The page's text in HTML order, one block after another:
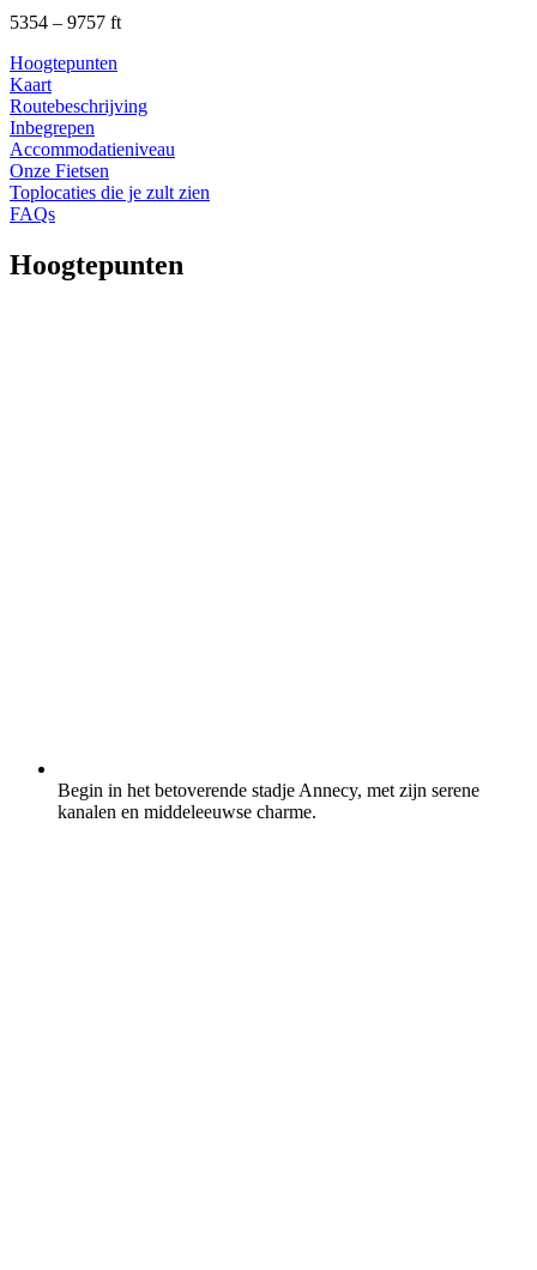
5354 – 9757 ft
Hoogtepunten
Kaart
Routebeschrijving
Inbegrepen
Accommodatieniveau
Onze Fietsen
Toplocaties die je zult zien
FAQs
Hoogtepunten
Begin in het betoverende stadje Annecy, met zijn serene
kanalen en middeleeuwse charme.